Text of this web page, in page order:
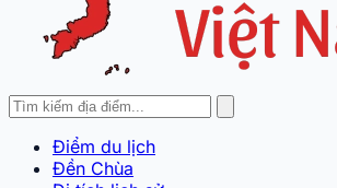
Điểm du lịch
Đền Chùa